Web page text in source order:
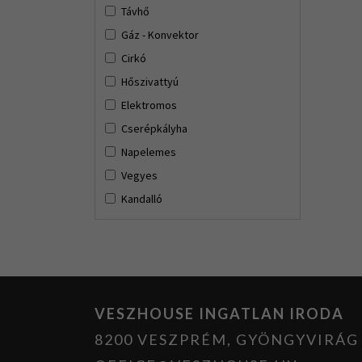
Távhő
Gáz - Konvektor
Cirkó
Hőszivattyú
Elektromos
Cserépkályha
Napelemes
Vegyes
Kandalló
VESZHOUSE INGATLAN IRODA
8200 VESZPRÉM,